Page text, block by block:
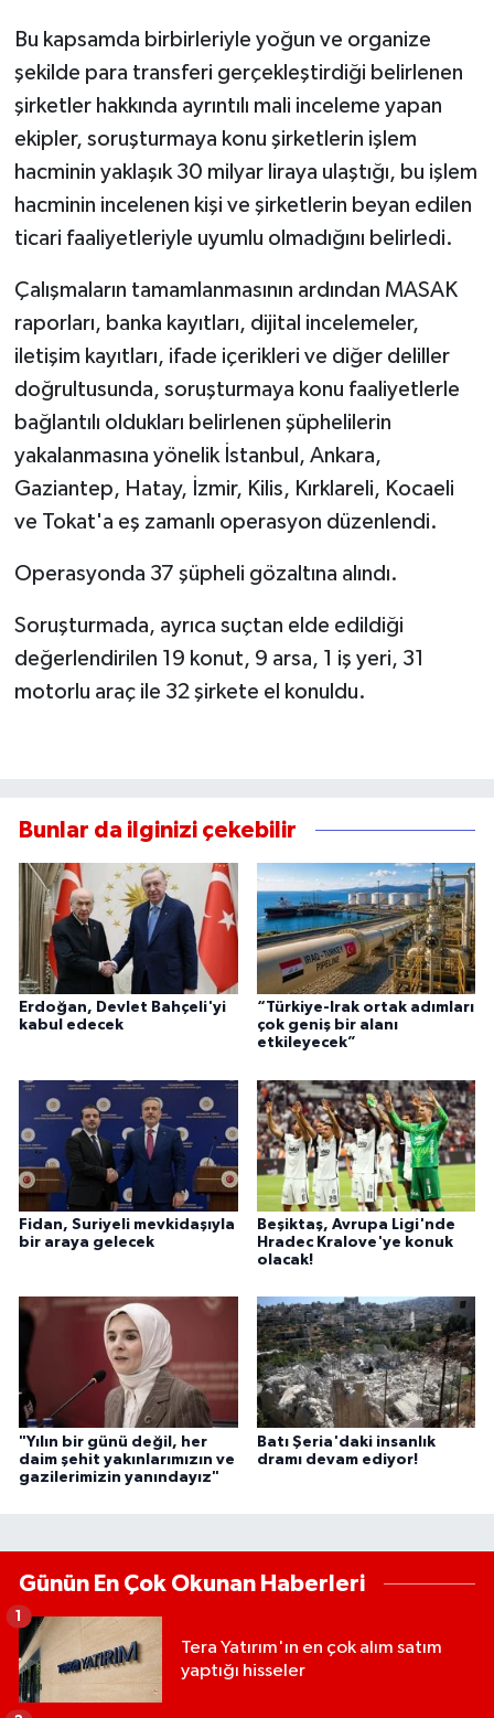
Bu kapsamda birbirleriyle yoğun ve organize
şekilde para transferi gerçekleştirdiği belirlenen
şirketler hakkında ayrıntılı mali inceleme yapan
ekipler, soruşturmaya konu şirketlerin işlem
hacminin yaklaşık 30 milyar liraya ulaştığı, bu işlem
hacminin incelenen kişi ve şirketlerin beyan edilen
ticari faaliyetleriyle uyumlu olmadığını belirledi.
Çalışmaların tamamlanmasının ardından MASAK
raporları, banka kayıtları, dijital incelemeler,
iletişim kayıtları, ifade içerikleri ve diğer deliller
doğrultusunda, soruşturmaya konu faaliyetlerle
bağlantılı oldukları belirlenen şüphelilerin
yakalanmasına yönelik İstanbul, Ankara,
Gaziantep, Hatay, İzmir, Kilis, Kırklareli, Kocaeli
ve Tokat'a eş zamanlı operasyon düzenlendi.
Operasyonda 37 şüpheli gözaltına alındı.
Soruşturmada, ayrıca suçtan elde edildiği
değerlendirilen 19 konut, 9 arsa, 1 iş yeri, 31
motorlu araç ile 32 şirkete el konuldu.
Bunlar da ilginizi çekebilir
Erdoğan, Devlet Bahçeli'yi
kabul edecek
“Türkiye-Irak ortak adımları
çok geniş bir alanı
etkileyecek”
Fidan, Suriyeli mevkidaşıyla
bir araya gelecek
Beşiktaş, Avrupa Ligi'nde
Hradec Kralove'ye konuk
olacak!
"Yılın bir günü değil, her
daim şehit yakınlarımızın ve
gazilerimizin yanındayız"
Batı Şeria'daki insanlık
dramı devam ediyor!
Günün En Çok Okunan Haberleri
Tera Yatırım'ın en çok alım satım
yaptığı hisseler
1